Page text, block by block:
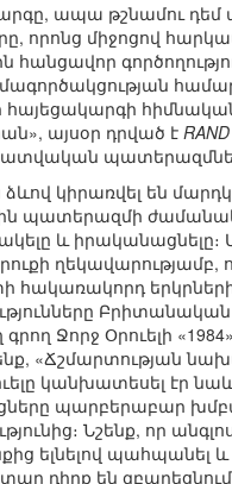
ապա թշնամու
որոնց միջոցով
հանցավոր
այսօր դրված է RAND
կիրառվել են
պատերազմի
և
երկրների
Բրիտանական
Ջորջ Օրուելի
կանխատեսել էր
պարբերաբար
Նշենք, որ
ելնելով
դիրք են